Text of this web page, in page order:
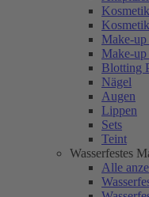
Make-up
Make-
Blotting
Nägel
Augen
Lippen
Sets
Teint
Wasserfestes
Alle